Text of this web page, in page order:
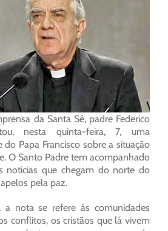
da Santa Sé, padre Federico
nesta quinta-feira, 7, uma
Papa Francisco sobre a situação
O Santo Padre tem acompanhado
notícias que chegam do norte do
pela paz.
a nota se refere às comunidades
conflitos, os cristãos que lá vivem